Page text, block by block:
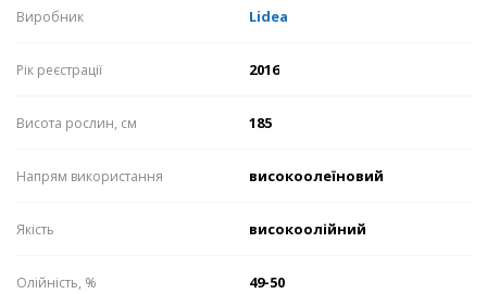
Виробник Lidea
Рік реєстрації 2016
Висота рослин, см 185
Напрям використання високоолеїновий
Якість високоолійний
Олійність, % 49-50